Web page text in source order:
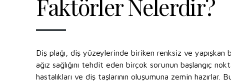
Faktörler Nelerdir?
Diş plağı, diş yüzeylerinde biriken renksiz ve yapışkan
ağız sağlığını tehdit eden birçok sorunun başlangıç
hastalıkları ve diş taşlarının oluşumuna zemin hazırlar.